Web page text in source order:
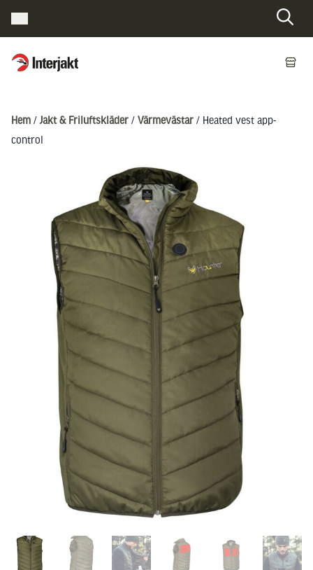
Interjakt SE
Hem / Jakt & Friluftskläder / Värmevästar / Heated vest app-
control